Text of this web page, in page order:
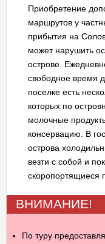
Приобретение
маршрутов у
прибытия на
может нарушить
острове.
свободное время
поселке есть
которых по
молочные
консервацию. В
острова
везти с собой и
скоропортящиеся
ВНИМАНИЕ!
По туру